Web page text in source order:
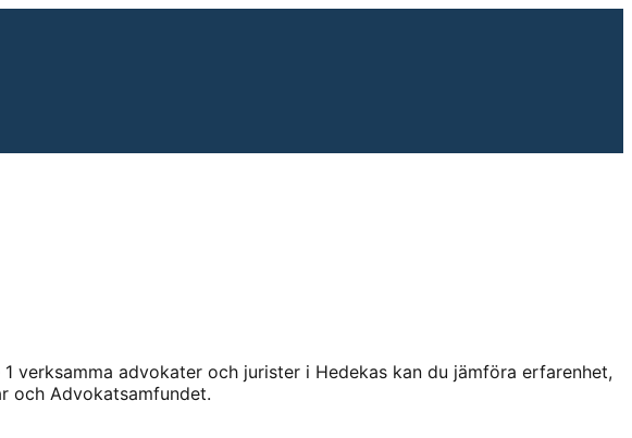
1 verksamma advokater och jurister i Hedekas kan du jämföra erfarenhet,
och Advokatsamfundet.